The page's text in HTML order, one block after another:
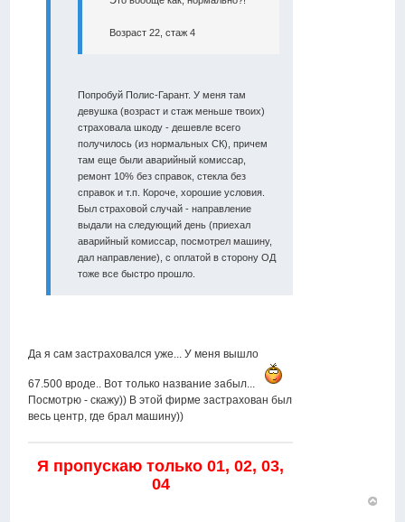
Возраст 22, стаж 4
Попробуй Полис-Гарант. У меня там
девушка (возраст и стаж меньше твоих)
страховала шкоду - дешевле всего
получилось (из нормальных СК), причем
там еще были аварийный комиссар,
ремонт 10% без справок, стекла без
справок и т.п. Короче, хорошие условия.
Был страховой случай - направление
выдали на следующий день (приехал
аварийный комиссар, посмотрел машину,
дал направление), с оплатой в сторону ОД
тоже все быстро прошло.
Да я сам застраховался уже... У меня вышло
67.500 вроде.. Вот только название забыл...
Посмотрю - скажу)) В этой фирме застрахован был
весь центр, где брал машину))
Я пропускаю только 01, 02, 03,
04